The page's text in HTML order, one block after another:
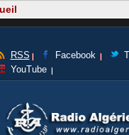
RSS Facebook
YouTube